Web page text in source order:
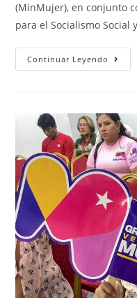
(MinMujer), en conjunto
para el Socialismo Social
Continuar Leyendo